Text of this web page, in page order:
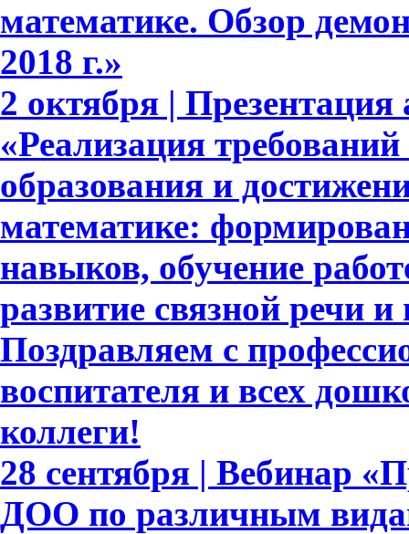
математике. Обзор
2018 г.»
2 октября | Презентация
«Реализация
образования и
математике:
навыков, обучение
развитие связной речи
Поздравляем с
воспитателя и всех
коллеги!
28 сентября | Вебинар
ДОО по различным